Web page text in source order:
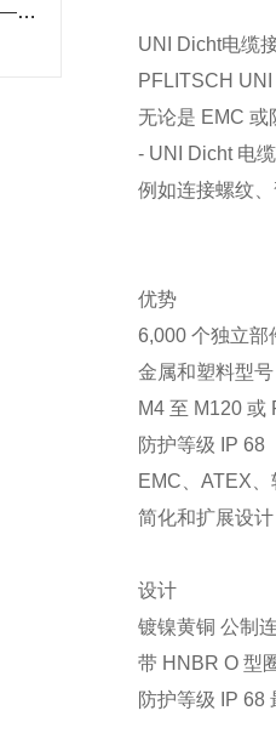
低EMI多路精密供电解决方案——德国Kniel CAAM 0802 50W直流电源实验室应用
UNI Dicht电缆
PFLITSCH
无论是 EMC
- UNI Dicht 电
例如连接螺纹
优势
6,000 个独立部
金属和塑料型号
M4 至 M120 或
防护等级 IP 68
EMC、ATEX
简化和扩展设计
设计
镀镍黄铜 公制
带 HNBR O 型
防护等级 IP 68